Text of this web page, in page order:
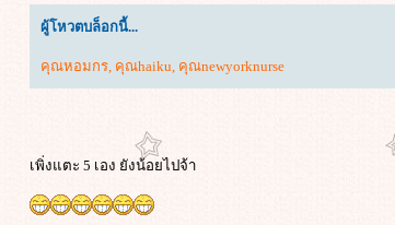
ผู้โหวตบล็อกนี้...
คุณหอมกร, คุณhaiku, คุณnewyorknurse
เพิ่งแตะ 5 เอง ยังน้อยไปจ้า